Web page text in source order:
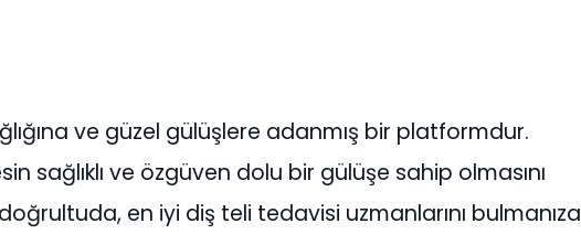
ve güzel gülüşlere adanmış bir platformdur.
sağlıklı ve özgüven dolu bir gülüşe sahip olmasını
en iyi diş teli tedavisi uzmanlarını bulmanıza